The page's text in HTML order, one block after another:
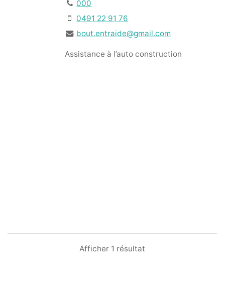
000
0491 22 91 76
bout.entraide@gmail.com
Assistance à l’auto construction
Afficher 1 résultat